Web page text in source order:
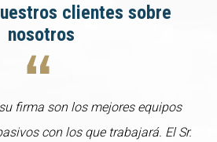
clientes sobre
nosotros
firma son los mejores equipos
con los que trabajará. El Sr.